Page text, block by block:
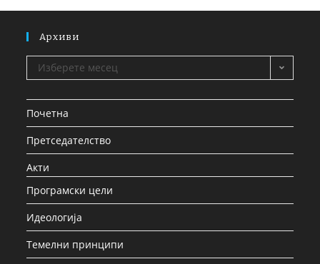
Архиви
Изберете месец
Почетна
Претседателство
Акти
Програмски цели
Идеологија
Темелни принципи